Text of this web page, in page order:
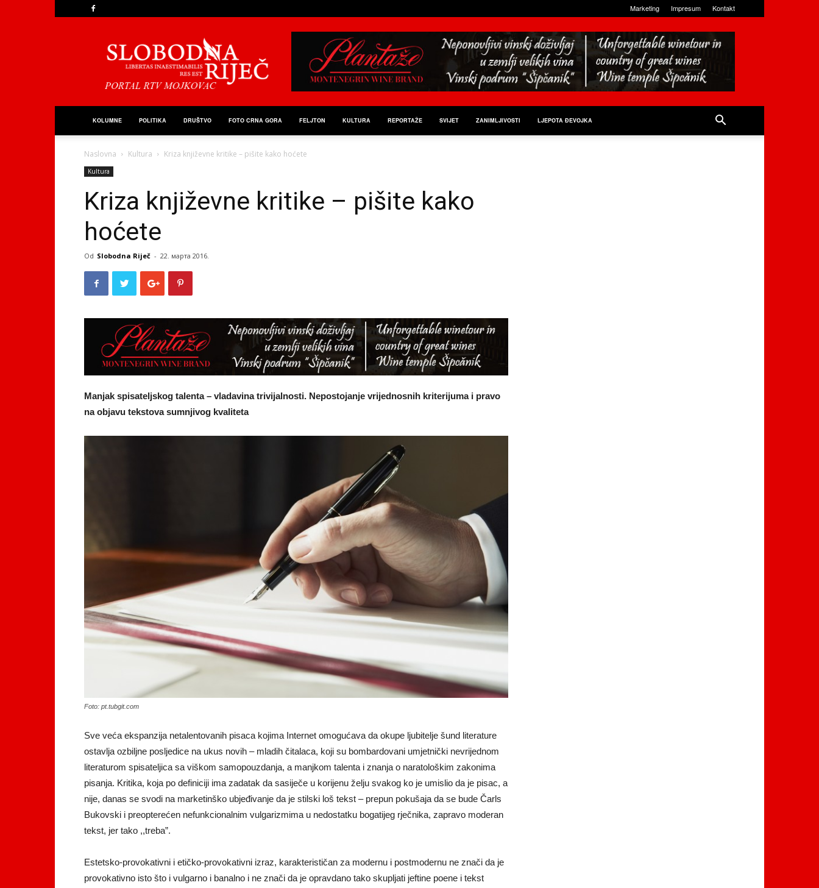
Marketing Impresum Kontakt
Riječ
KOLUMNE POLITIKA DRUŠTVO FOTO CRNA GORA FELJTON KULTURA REPORTAŽE SVIJET ZANIMLJIVOSTI LJEPOTA ĐEVOJKA
Naslovna Kultura Kriza književne kritike – pišite kako hoćete
Kultura
Kriza književne kritike – pišite kako
hoćete
Od Slobodna Riječ - 22. марта 2016.
Manjak spisateljskog talenta – vladavina trivijalnosti. Nepostojanje vrijednosnih kriterijuma i pravo
na objavu tekstova sumnjivog kvaliteta
Foto: pt.tubgit.com
Sve veća ekspanzija netalentovanih pisaca kojima Internet omogućava da okupe ljubitelje šund literature
ostavlja ozbiljne posljedice na ukus novih – mladih čitalaca, koji su bombardovani umjetnički nevrijednom
literaturom spisateljica sa viškom samopouzdanja, a manjkom talenta i znanja o naratološkim zakonima
pisanja. Kritika, koja po definiciji ima zadatak da sasiječe u korijenu želju svakog ko je umislio da je pisac, a
nije, danas se svodi na marketinško ubjeđivanje da je stilski loš tekst – prepun pokušaja da se bude Čarls
Bukovski i preopterećen nefunkcionalnim vulgarizmima u nedostatku bogatijeg rječnika, zapravo moderan
tekst, jer tako ,,treba”.
Estetsko-provokativni i etičko-provokativni izraz, karakterističan za modernu i postmodernu ne znači da je
provokativno isto što i vulgarno i banalno i ne znači da je opravdano tako skupljati jeftine poene i tekst